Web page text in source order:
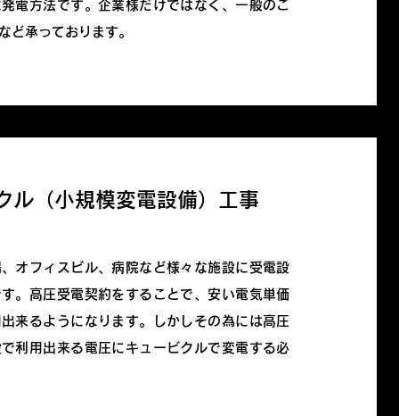
電方法です。企業様だけではなく、一般のご
ど承っております。
ル（小規模変電設備）工事
オフィスビル、病院など様々な施設に受電設
。高圧受電契約をすることで、安い電気単価
来るようになります。しかしその為には高圧
利用出来る電圧にキュービクルで変電する必